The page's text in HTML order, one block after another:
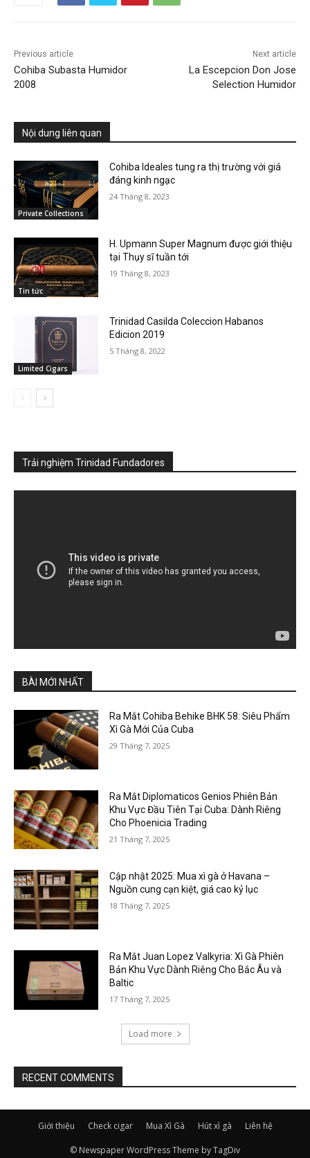
Previous article
Cohiba Subasta Humidor
2008
Next article
La Escepcion Don Jose
Selection Humidor
Nội dung liên quan
Private Collections
Cohiba Ideales tung ra thị trường với giá
đáng kinh ngạc
24 Tháng 8, 2023
Tin tức
H. Upmann Super Magnum được giới thiệu
tại Thụy sĩ tuần tới
19 Tháng 8, 2023
Limited Cigars
Trinidad Casilda Coleccion Habanos
Edicion 2019
5 Tháng 8, 2022
Trải nghiệm Trinidad Fundadores
BÀI MỚI NHẤT
Ra Mắt Cohiba Behike BHK 58: Siêu Phẩm
Xì Gà Mới Của Cuba
29 Tháng 7, 2025
Ra Mắt Diplomaticos Genios Phiên Bản
Khu Vực Đầu Tiên Tại Cuba: Dành Riêng
Cho Phoenicia Trading
21 Tháng 7, 2025
Cập nhật 2025: Mua xì gà ở Havana –
Nguồn cung cạn kiệt, giá cao kỷ lục
18 Tháng 7, 2025
Ra Mắt Juan Lopez Valkyria: Xì Gà Phiên
Bản Khu Vực Dành Riêng Cho Bắc Âu và
Baltic
17 Tháng 7, 2025
Load more
RECENT COMMENTS
Giới thiệu Check cigar Mua Xì Gà Hút xì gà Liên hệ
© Newspaper WordPress Theme by TagDiv